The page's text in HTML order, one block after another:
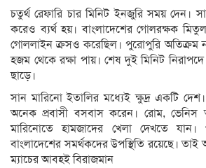
চতুর্থ রেফারি চার মিনিট ইনজুরি সময় দেন।
করেও ব্যর্থ হয়। বাংলাদেশের গোলরক্ষক
গোললাইন ক্রসও করেছিল। পুরোপুরি অতিক্রম
হজম থেকে রক্ষা পায়। শেষ দুই মিনিট
ছাড়ে।
সান মারিনো ইতালির মধ্যেই ক্ষুদ্র একটি
অনেক প্রবাসী বসবাস করেন। রোম,
মারিনোতে হামজাদের খেলা দেখতে যান।
বাংলাদেশের সমর্থকদের উপস্থিতি রয়েছে।
ম্যাচের আবহই বিরাজমান